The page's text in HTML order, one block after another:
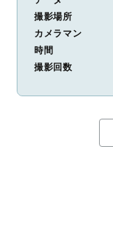
撮影場所
カメラマン
時間
撮影回数